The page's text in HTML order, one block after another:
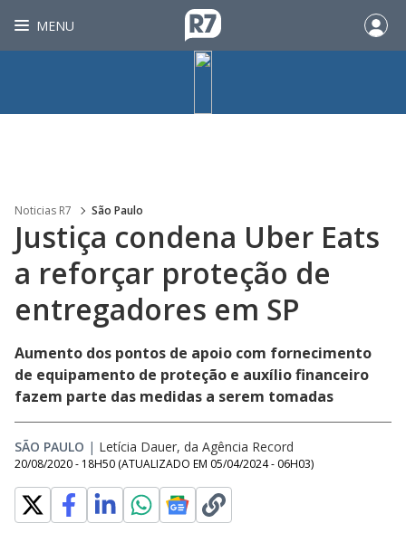
MENU
Noticias R7 São Paulo
Justiça condena Uber Eats
a reforçar proteção de
entregadores em SP
Aumento dos pontos de apoio com fornecimento
de equipamento de proteção e auxílio financeiro
fazem parte das medidas a serem tomadas
SÃO PAULO | Letícia Dauer, da Agência Record
20/08/2020 - 18H50 (ATUALIZADO EM 05/04/2024 - 06H03)